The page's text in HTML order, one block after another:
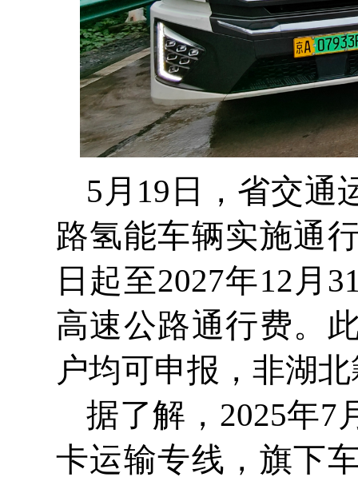
5月19日，省交通
路氢能车辆实施通
日起至2027年12月
高速公路通行费。
户均可申报，非湖
据了解，2025年7
卡运输专线，旗下